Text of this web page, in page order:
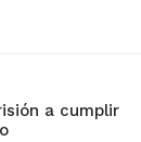
a cumplir